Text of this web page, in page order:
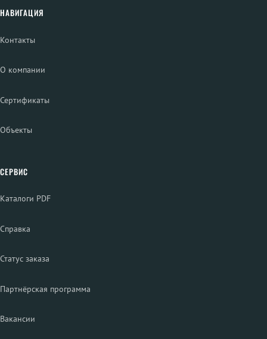
НАВИГАЦИЯ
Контакты
О компании
Сертификаты
Объекты
СЕРВИС
Каталоги PDF
Справка
Статус заказа
Партнёрская программа
Вакансии